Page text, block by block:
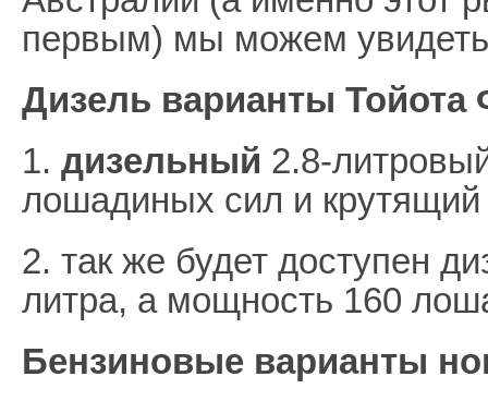
первым) мы можем
Дизель варианты Тойота
1. дизельный 2.8-
лошадиных сил и
2. так же будет доступен
литра, а мощность 160
Бензиновые варианты